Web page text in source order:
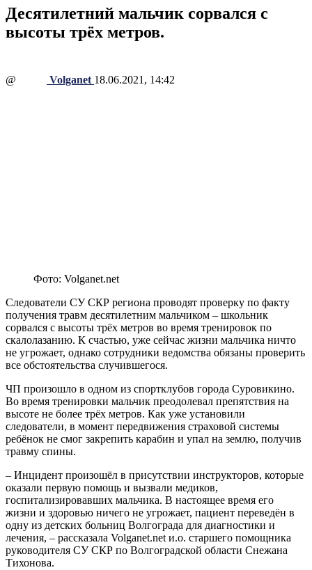
Десятилетний мальчик сорвался с
высоты трёх метров.
@ Volganet 18.06.2021, 14:42
Фото: Volganet.net
Следователи СУ СКР региона проводят проверку по факту
получения травм десятилетним мальчиком – школьник
сорвался с высоты трёх метров во время тренировок по
скалолазанию. К счастью, уже сейчас жизни мальчика ничто
не угрожает, однако сотрудники ведомства обязаны проверить
все обстоятельства случившегося.
ЧП произошло в одном из спортклубов города Суровикино.
Во время тренировки мальчик преодолевал препятствия на
высоте не более трёх метров. Как уже установили
следователи, в момент передвижения страховой системы
ребёнок не смог закрепить карабин и упал на землю, получив
травму спины.
– Инцидент произошёл в присутствии инструкторов, которые
оказали первую помощь и вызвали медиков,
госпитализировавших мальчика. В настоящее время его
жизни и здоровью ничего не угрожает, пациент переведён в
одну из детских больниц Волгограда для диагностики и
лечения, – рассказала Volganet.net и.о. старшего помощника
руководителя СУ СКР по Волгоградской области Снежана
Тихонова.